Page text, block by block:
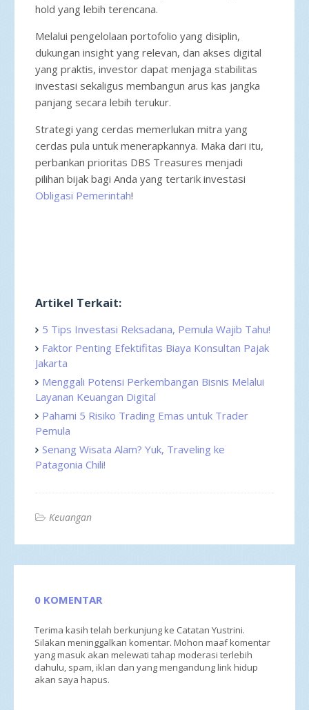
hold yang lebih terencana.
Melalui pengelolaan portofolio yang disiplin,
dukungan insight yang relevan, dan akses digital
yang praktis, investor dapat menjaga stabilitas
investasi sekaligus membangun arus kas jangka
panjang secara lebih terukur.
Strategi yang cerdas memerlukan mitra yang
cerdas pula untuk menerapkannya. Maka dari itu,
perbankan prioritas DBS Treasures menjadi
pilihan bijak bagi Anda yang tertarik investasi
Obligasi Pemerintah!
Artikel Terkait:
5 Tips Investasi Reksadana, Pemula Wajib Tahu!
Faktor Penting Efektifitas Biaya Konsultan Pajak
Jakarta
Menggali Potensi Perkembangan Bisnis Melalui
Layanan Keuangan Digital
Pahami 5 Risiko Trading Emas untuk Trader
Pemula
Senang Wisata Alam? Yuk, Traveling ke
Patagonia Chili!
Keuangan
0 KOMENTAR
Terima kasih telah berkunjung ke Catatan Yustrini.
Silakan meninggalkan komentar. Mohon maaf komentar
yang masuk akan melewati tahap moderasi terlebih
dahulu, spam, iklan dan yang mengandung link hidup
akan saya hapus.